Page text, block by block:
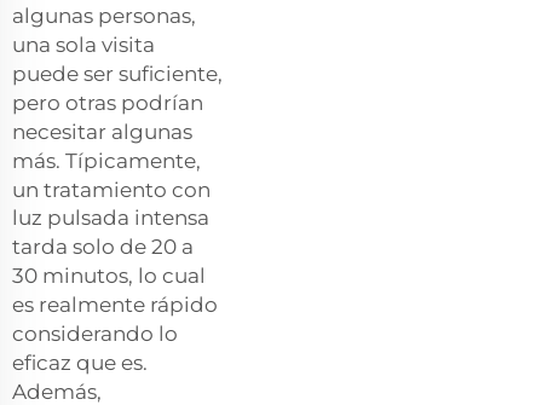
algunas personas,
una sola visita
puede ser suficiente,
pero otras podrían
necesitar algunas
más. Típicamente,
un tratamiento con
luz pulsada intensa
tarda solo de 20 a
30 minutos, lo cual
es realmente rápido
considerando lo
eficaz que es.
Además,